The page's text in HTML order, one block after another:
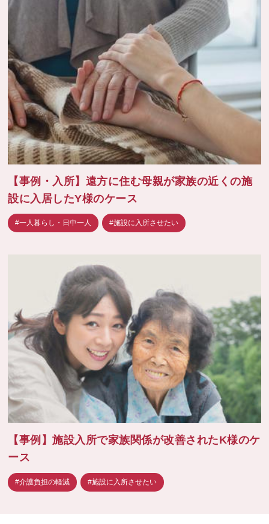
【事例・入所】遠方に住む母親が家族の近くの施
設に入居したY様のケース
#一人暮らし・日中一人 #施設に入所させたい
【事例】施設入所で家族関係が改善されたK様のケ
ース
#介護負担の軽減 #施設に入所させたい